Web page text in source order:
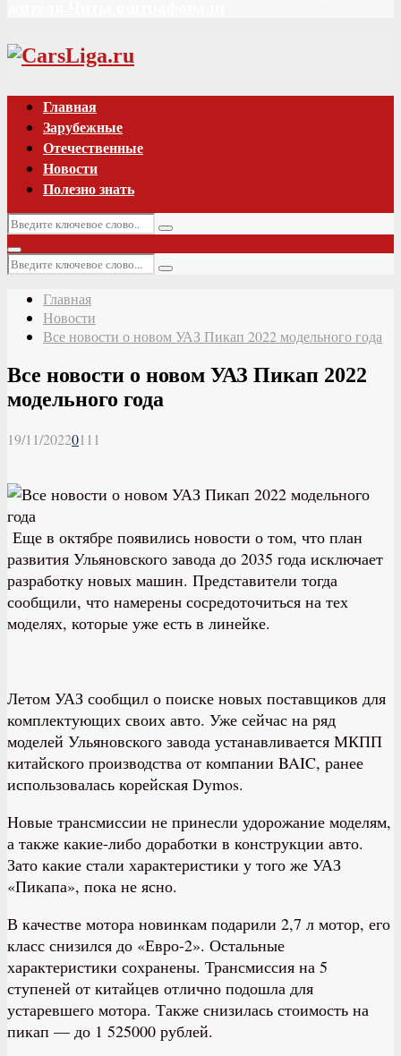
Vk
Главная
Зарубежные
Отечественные
Новости
Полезно знать
Искать:
Поиск
Основное
меню
Искать:
Поиск
Главная
Новости
Все новости о новом УАЗ Пикап 2022 модельного года
Все новости о новом УАЗ Пикап 2022
модельного года
19/11/20220111
Еще в октябре появились новости о том, что план
развития Ульяновского завода до 2035 года исключает
разработку новых машин. Представители тогда
сообщили, что намерены сосредоточиться на тех
моделях, которые уже есть в линейке.
Летом УАЗ сообщил о поиске новых поставщиков для
комплектующих своих авто. Уже сейчас на ряд
моделей Ульяновского завода устанавливается МКПП
китайского производства от компании BAIC, ранее
использовалась корейская Dymos.
Новые трансмиссии не принесли удорожание моделям,
а также какие-либо доработки в конструкции авто.
Зато какие стали характеристики у того же УАЗ
«Пикапа», пока не ясно.
В качестве мотора новинкам подарили 2,7 л мотор, его
класс снизился до «Евро-2». Остальные
характеристики сохранены. Трансмиссия на 5
ступеней от китайцев отлично подошла для
устаревшего мотора. Также снизилась стоимость на
пикап — до 1 525000 рублей.